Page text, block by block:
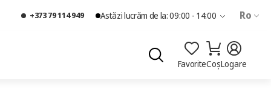
+373 79 114 949 Astăzi lucrăm de la: 09:00 - 14:00 Ro
FavoriteCoșLogare